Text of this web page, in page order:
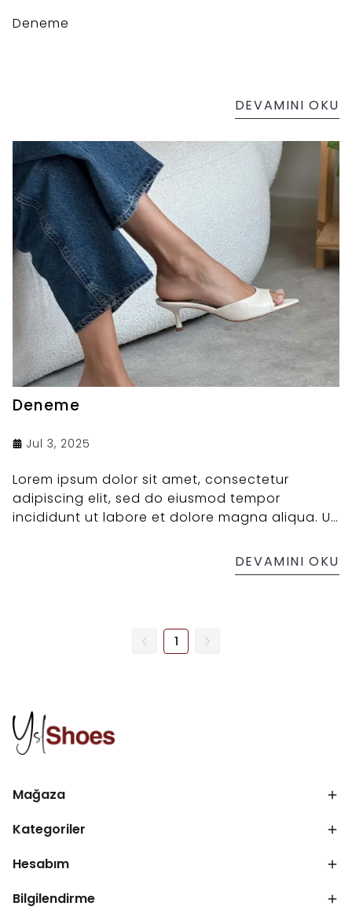
Deneme
DEVAMINI OKU
Deneme
Jul 3, 2025
Lorem ipsum dolor sit amet, consectetur
adipiscing elit, sed do eiusmod tempor
incididunt ut labore et dolore magna aliqua. Ut
exercitation ullamco laboris nisi ut aliquip ex ea
DEVAMINI OKU
1
Mağaza
Kategoriler
Hesabım
Bilgilendirme